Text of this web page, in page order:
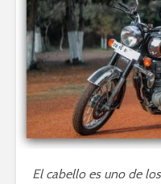
El cabello es uno de